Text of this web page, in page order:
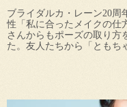
ブライダルカ・レーン20周
性「私に合ったメイクの仕
さんからもポーズの取り方
た。友人たちから「ともち